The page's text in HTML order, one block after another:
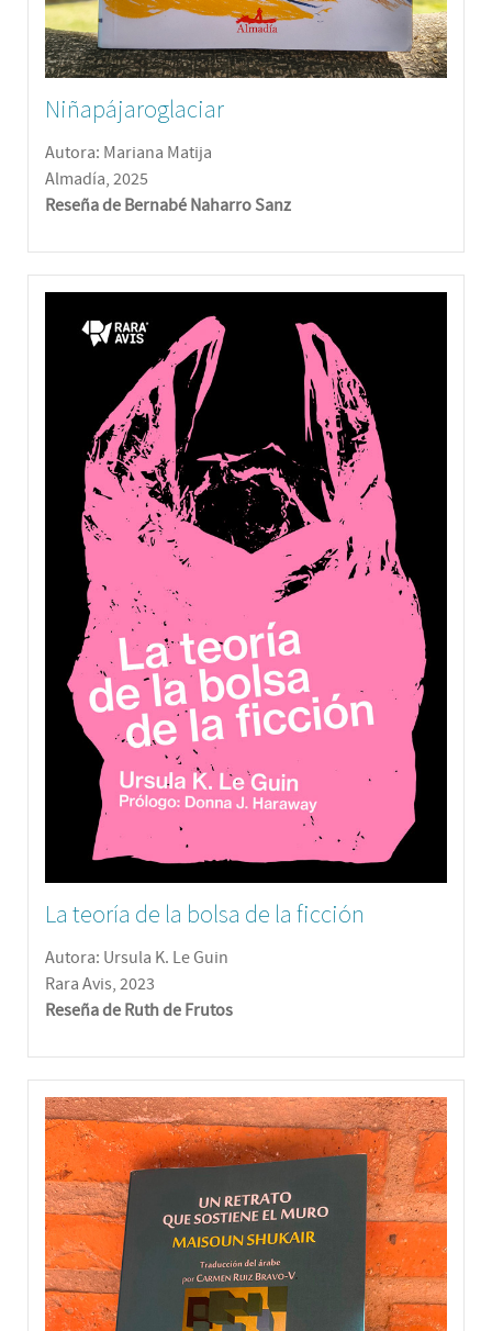
Niñapájaroglaciar
Autora: Mariana Matija
Almadía, 2025
Reseña de Bernabé Naharro Sanz
La teoría de la bolsa de la ficción
Autora: Ursula K. Le Guin
Rara Avis, 2023
Reseña de Ruth de Frutos